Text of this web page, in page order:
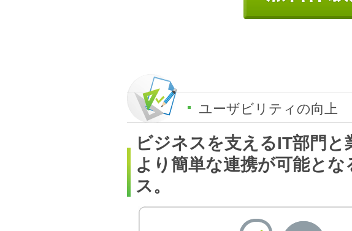
ユーザビリティの向上
ビジネスを支えるIT部門と
より簡単な連携が可能と
ス。